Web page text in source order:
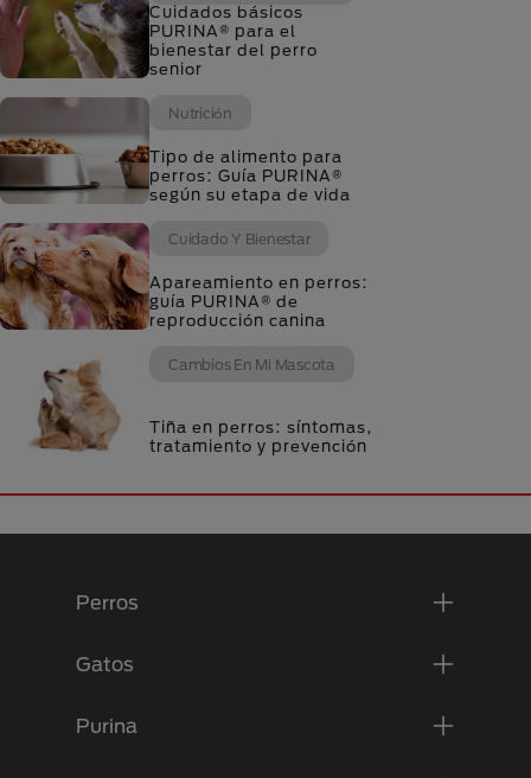
Cuidados básicos
PURINA® para el
bienestar del perro
senior
Nutrición
Tipo de alimento para
perros: Guía PURINA®
según su etapa de vida
Cuidado Y Bienestar
Apareamiento en perros:
guía PURINA® de
reproducción canina
Cambios En Mi Mascota
Tiña en perros: síntomas,
tratamiento y prevención
Perros
Gatos
Purina